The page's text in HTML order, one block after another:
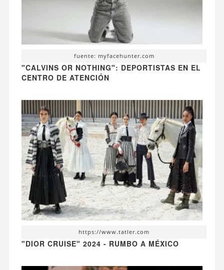
fuente: myfacehunter.com
"CALVINS OR NOTHING": DEPORTISTAS EN EL
CENTRO DE ATENCIÓN
https://www.tatler.com
"DIOR CRUISE" 2024 - RUMBO A MÉXICO